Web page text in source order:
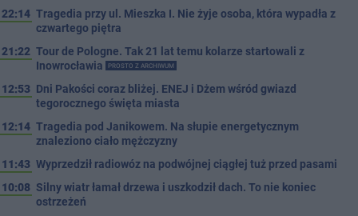
22:14 Tragedia przy ul. Mieszka I. Nie żyje osoba, która wypadła z
czwartego piętra
21:22 Tour de Pologne. Tak 21 lat temu kolarze startowali z
Inowrocławia
PROSTO Z ARCHIWUM
12:53 Dni Pakości coraz bliżej. ENEJ i Dżem wśród gwiazd
tegorocznego święta miasta
12:14 Tragedia pod Janikowem. Na słupie energetycznym
znaleziono ciało mężczyzny
11:43 Wyprzedził radiowóz na podwójnej ciągłej tuż przed pasami
10:08 Silny wiatr łamał drzewa i uszkodził dach. To nie koniec
ostrzeżeń